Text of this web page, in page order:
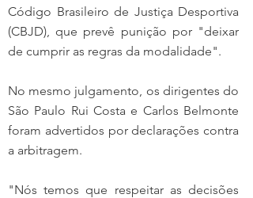
Código Brasileiro de Justiça Desportiva
(CBJD), que prevê punição por "deixar
de cumprir as regras da modalidade".
No mesmo julgamento, os dirigentes do
São Paulo Rui Costa e Carlos Belmonte
foram advertidos por declarações contra
a arbitragem.
"Nós temos que respeitar as decisões